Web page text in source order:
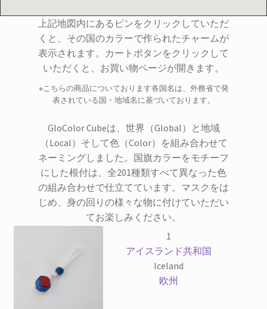
上記地図内にあるピンをクリックしていただ
くと、その国のカラーで作られたチャームが
表示されます。カートボタンをクリックして
いただくと、お買い物ページが開きます。
※こちらの商品についております各国名は、外務省で発
表されている国・地域名に基づいております。
GloColor Cubeは、世界（Global）と地域
（Local）そして色（Color）を組み合わせて
ネーミングしました。国旗カラーをモチーフ
にした根付は、全201種類すべて異なった色
の組み合わせで仕立てています。マスクをは
じめ、身の回りの様々な物に付けていただい
てお楽しみください。
1
アイスランド共和国
Iceland
欧州